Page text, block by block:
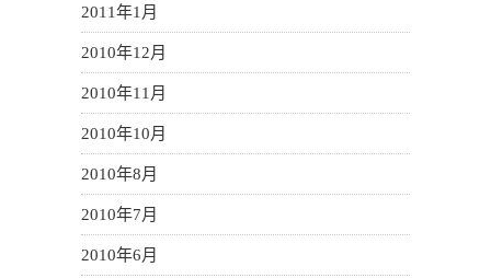
2011年1月
2010年12月
2010年11月
2010年10月
2010年8月
2010年7月
2010年6月